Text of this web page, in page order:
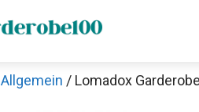
Allgemein / Lomadox